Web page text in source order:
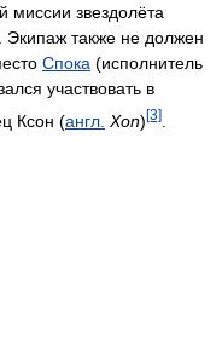
миссии звездолёта
Экипаж также не должен
Спока (исполнитель
участвовать в
Ксон (англ. Xon)[3]